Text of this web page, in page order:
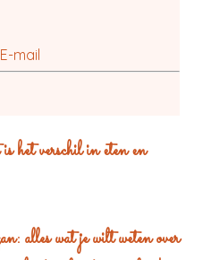
E-mail
het verschil in eten en
alles wat je wilt weten over